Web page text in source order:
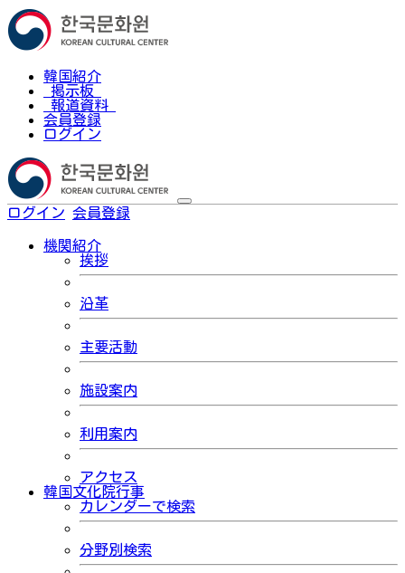
韓国紹介
掲示板
報道資料
会員登録
ログイン
ログイン 会員登録
機関紹介
挨拶
沿革
主要活動
施設案内
利用案内
アクセス
韓国文化院行事
カレンダーで検索
分野別検索